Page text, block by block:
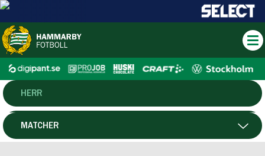
HERR
DAM
MATCHER